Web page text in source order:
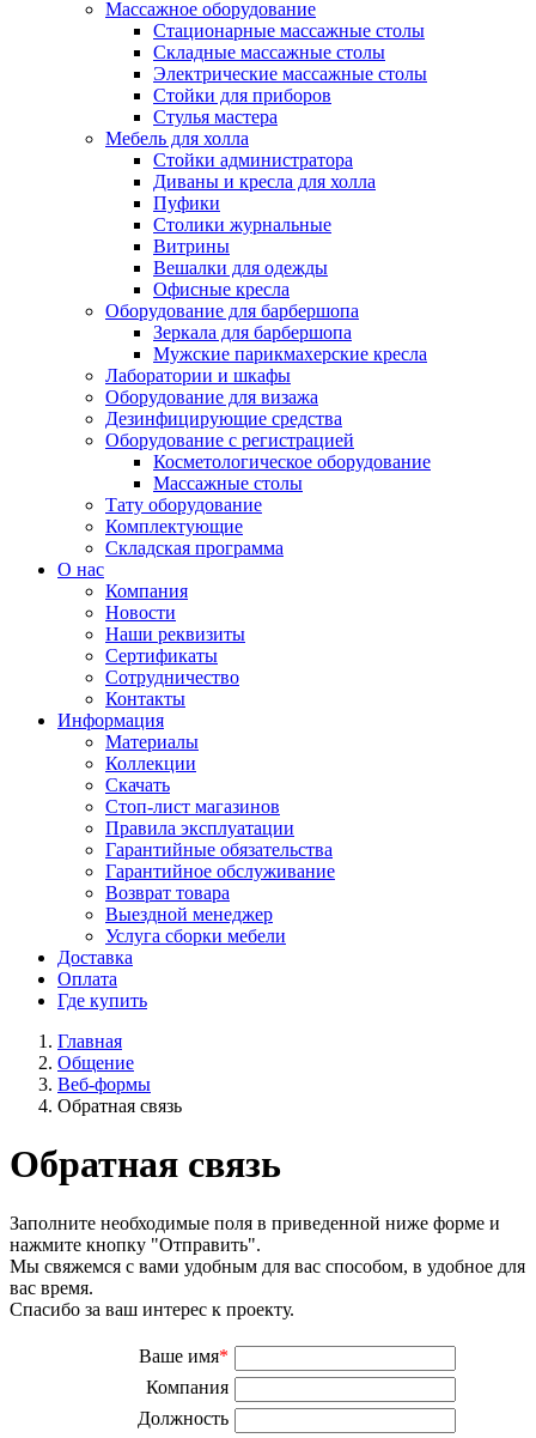
Массажное оборудование
Стационарные массажные столы
Складные массажные столы
Электрические массажные столы
Стойки для приборов
Стулья мастера
Мебель для холла
Стойки администратора
Диваны и кресла для холла
Пуфики
Столики журнальные
Витрины
Вешалки для одежды
Офисные кресла
Оборудование для барбершопа
Зеркала для барбершопа
Мужские парикмахерские кресла
Лаборатории и шкафы
Оборудование для визажа
Дезинфицирующие средства
Оборудование с регистрацией
Косметологическое оборудование
Массажные столы
Тату оборудование
Комплектующие
Складская программа
О нас
Компания
Новости
Наши реквизиты
Сертификаты
Сотрудничество
Контакты
Информация
Материалы
Коллекции
Скачать
Стоп-лист магазинов
Правила эксплуатации
Гарантийные обязательства
Гарантийное обслуживание
Возврат товара
Выездной менеджер
Услуга сборки мебели
Доставка
Оплата
Где купить
Главная
Общение
Веб-формы
Обратная связь
Обратная связь
Заполните необходимые поля в приведенной ниже форме и
нажмите кнопку "Отправить".
Мы свяжемся с вами удобным для вас способом, в удобное для
вас время.
Спасибо за ваш интерес к проекту.
Ваше имя*
Компания
Должность